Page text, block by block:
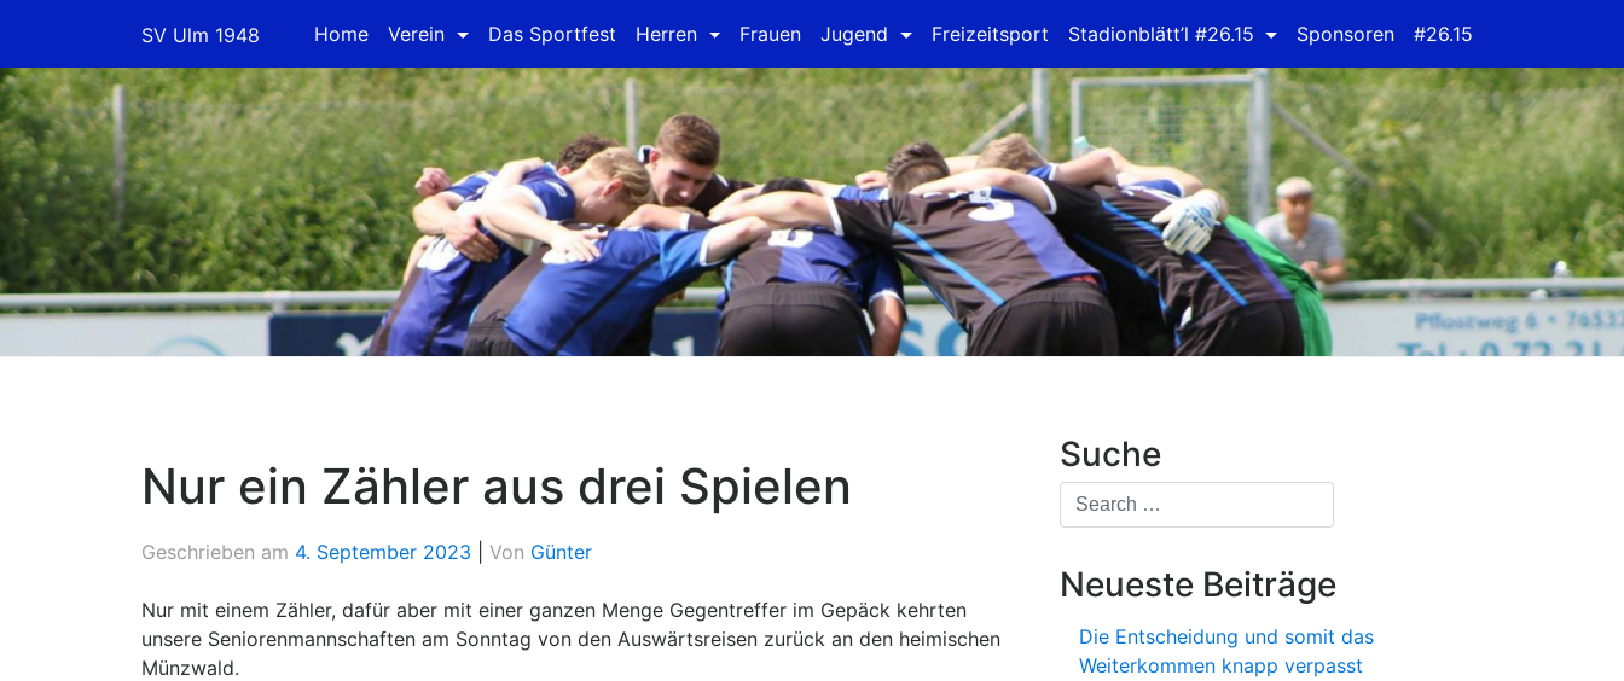
content
SV Ulm 1948 Home Verein Das Sportfest Herren Frauen Jugend Freizeitsport Stadionblätt’l #26.15 Sponsoren #26.15
Nur ein Zähler aus drei Spielen
Geschrieben am 4. September 2023 Von Günter
Nur mit einem Zähler, dafür aber mit einer ganzen Menge Gegentreffer im Gepäck kehrten
unsere Seniorenmannschaften am Sonntag von den Auswärtsreisen zurück an den heimischen
Münzwald.
Suche
Neueste Beiträge
Die Entscheidung und somit das
Weiterkommen knapp verpasst